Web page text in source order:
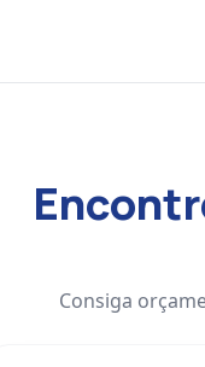
Consiga